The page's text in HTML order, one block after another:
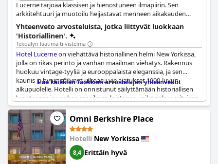
Lucerne tarjoaa klassisen ja hienostuneen ilmapiirin. Sen
arkkitehtuuri ja muotoilu heijastavat menneen aikakauden
eleganssia. Hotelli tarjoaa mukavan ja ajattoman kokemuksen,
mikä tekee siitä merkittävän historiallisen majoituksen.
Yhteenveto arvosteluista, jotka liittyvät luokkaan
'Historiallinen'.
Tekoälyn laatima tiivistelmä
Hotel Lucerneon viehättävä historiallinen helmi New Yorkissa,
jolla on rikas perintö ja vanhan maailman viehätys. Rakennus
huokuu vintage-tyyliä ja eurooppalaista eleganssia, ja sen
kaunis ja hyvin säilynyt ulkoasu vie ajatukset 1900-luvun
alkupuolelle. Hotelli on onnistunut säilyttämään historiallisen
luonteensa ja vanhan maailman loistonsa, mikä näkyy erityisen
selvästi sen klassisessa sisustuksessa ja arkkitehtuurissa.
Asiakkaat arvostavat viehättävää tunnelmaa, jolle on ominaista
historian ja eleganssin yhdistelmä, mikä tekee siitä arvostetun
laitoksen yläkaupungin länsiosassa. Vaikka sisustusta voidaan
pitää vanhanaikaisena, se vain lisää omaleimaista tyyliä ja
historiallista viehätystä, mikä tekeeHotel Lucerne
ainutlaatuisen ja mieleenpainuvan majoituspaikan.
Lue kaikkien luokkien arvostelujen yhteenvedot
Omni Berkshire Place
Hotelli New Yorkissa
8,4 Erittäin hyvä